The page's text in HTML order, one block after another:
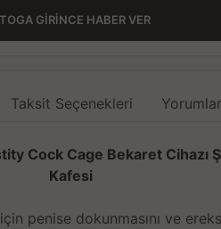
GIRINCE HABER VER
Taksit Seçenekleri Yorumlar
Cock Cage Bekaret Cihazı
Kafesi
penise dokunmasını ve